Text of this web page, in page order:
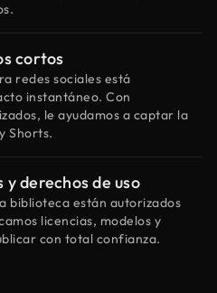
cortos
redes sociales está
instantáneo. Con
le ayudamos a captar la
Shorts.
derechos de uso
biblioteca están autorizados
licencias, modelos y
con total confianza.